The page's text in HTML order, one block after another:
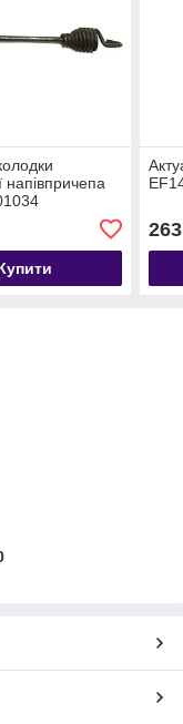
напівпричепа